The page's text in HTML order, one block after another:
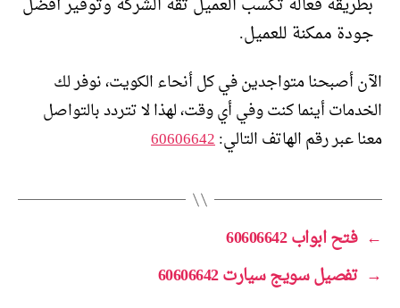
جودة ممكنة للعميل.
الآن أصبحنا متواجدين في كل أنحاء الكويت، نوفر لك
الخدمات أينما كنت وفي أي وقت، لهذا لا تتردد بالتواصل
معنا عبر رقم الهاتف التالي:60606642
← فتح ابواب 60606642
→ تفصيل سويج سيارت 60606642